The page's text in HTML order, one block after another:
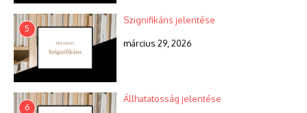
5
Szignifikáns jelentése
március 29, 2026
6
Állhatatosság jelentése